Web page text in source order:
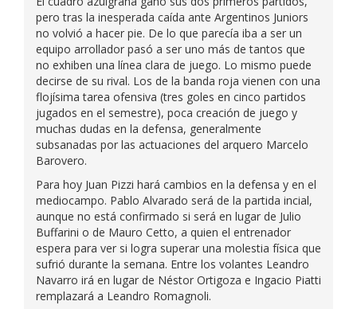
pero tras la inesperada caída ante Argentinos Juniors
no volvió a hacer pie. De lo que parecía iba a ser un
equipo arrollador pasó a ser uno más de tantos que
no exhiben una línea clara de juego. Lo mismo puede
decirse de su rival. Los de la banda roja vienen con una
flojísima tarea ofensiva (tres goles en cinco partidos
jugados en el semestre), poca creación de juego y
muchas dudas en la defensa, generalmente
subsanadas por las actuaciones del arquero Marcelo
Barovero.
Para hoy Juan Pizzi hará cambios en la defensa y en el
mediocampo. Pablo Alvarado será de la partida incial,
aunque no está confirmado si será en lugar de Julio
Buffarini o de Mauro Cetto, a quien el entrenador
espera para ver si logra superar una molestia física que
sufrió durante la semana. Entre los volantes Leandro
Navarro irá en lugar de Néstor Ortigoza e Ingacio Piatti
remplazará a Leandro Romagnoli.